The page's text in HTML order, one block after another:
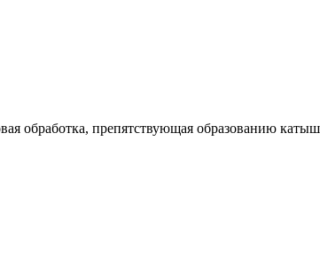
обработка, препятствующая образованию